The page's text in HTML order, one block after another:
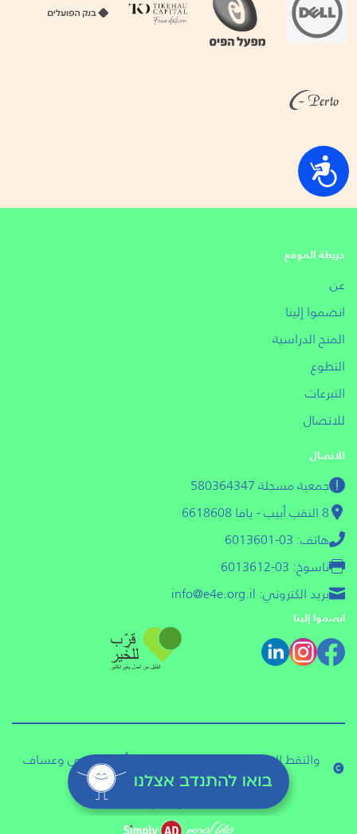
נגישות
خريطة الموقع
عن
انضموا إلينا
المنح الدراسية
التطوع
التبرعات
للاتصال
للاتصال
جمعية مسجلة 580364347
8 النقب أبيب - يافا 6618608
هاتف: 03-6013601
ناسوخ: 03-6013612
بريد الكتروني: info@e4e.org.il
انضموا إلينا
والتقط الصور في الموقع المصورون أمير ياكوفي وعساف
شالو وتشن غاليلي ورافي كورنيز.